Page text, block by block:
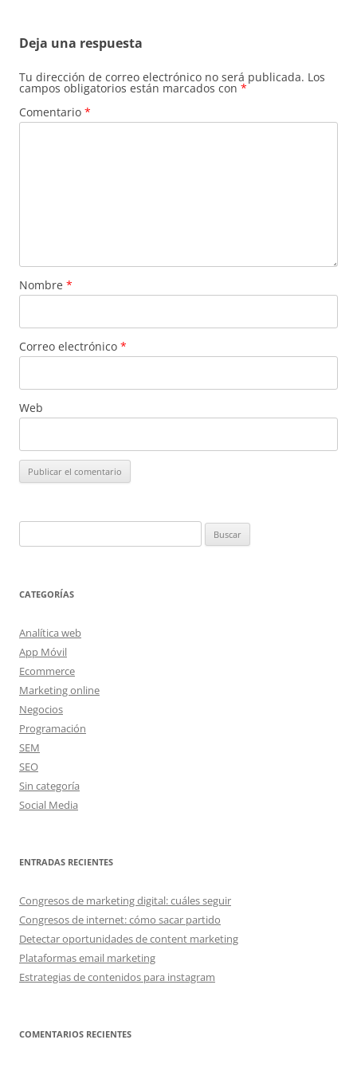
Deja una respuesta
Tu dirección de correo electrónico no será publicada. Los
campos obligatorios están marcados con *
Comentario *
Nombre *
Correo electrónico *
Web
CATEGORÍAS
Analítica web
App Móvil
Ecommerce
Marketing online
Negocios
Programación
SEM
SEO
Sin categoría
Social Media
ENTRADAS RECIENTES
Congresos de marketing digital: cuáles seguir
Congresos de internet: cómo sacar partido
Detectar oportunidades de content marketing
Plataformas email marketing
Estrategias de contenidos para instagram
COMENTARIOS RECIENTES